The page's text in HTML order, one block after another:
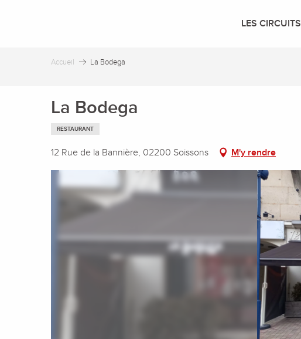
LES CIRCUITS
Accueil La Bodega
La Bodega
RESTAURANT
12 Rue de la Bannière, 02200 Soissons M'y rendre